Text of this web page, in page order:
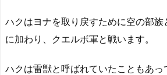
ハクはヨナを取り戻すために空の部
に加わり、クエルボ軍と戦います。
ハクは雷獣と呼ばれていたこともあっ